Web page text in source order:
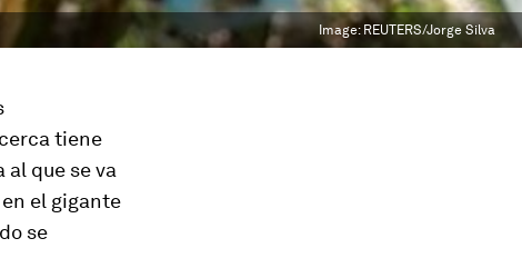
Image: REUTERS/Jorge Silva
tiene
que se va
el gigante
se